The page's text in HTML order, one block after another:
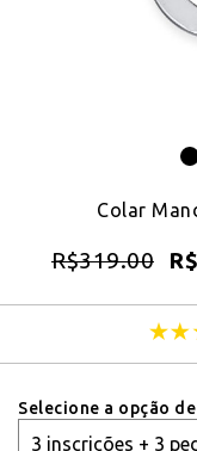
Colar
R$319.00 R$
Selecione a opção